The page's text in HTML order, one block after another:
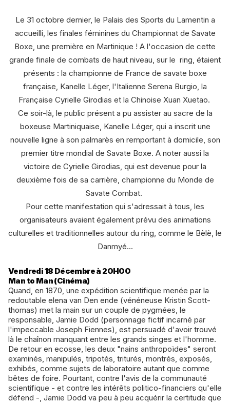
Le 31 octobre dernier, le Palais des Sports du Lamentin a
accueilli, les finales féminines du Championnat de Savate
Boxe, une première en Martinique ! A l'occasion de cette
grande finale de combats de haut niveau, sur le ring, étaient
présents : la championne de France de savate boxe
française, Kanelle Léger, l'Italienne Serena Burgio, la
Française Cyrielle Girodias et la Chinoise Xuan Xuetao.
Ce soir-là, le public présent a pu assister au sacre de la
boxeuse Martiniquaise, Kanelle Léger, qui a inscrit une
nouvelle ligne à son palmarès en remportant à domicile, son
premier titre mondial de Savate Boxe. A noter aussi la
victoire de Cyrielle Girodias, qui est devenue pour la
deuxième fois de sa carrière, championne du Monde de
Savate Combat.
Pour cette manifestation qui s'adressait à tous, les
organisateurs avaient également prévu des animations
culturelles et traditionnelles autour du ring, comme le Bèlè, le
Danmyé...
Vendredi 18 Décembre à 20H00
Man to Man (Cinéma)
Quand, en 1870, une expédition scientifique menée par la
redoutable elena van Den ende (vénéneuse Kristin Scott-
thomas) met la main sur un couple de pygmées, le
responsable, Jamie Dodd (personnage fictif incarné par
l'impeccable Joseph Fiennes), est persuadé d'avoir trouvé
là le chaînon manquant entre les grands singes et l'homme.
De retour en ecosse, les deux "nains anthropoïdes" seront
examinés, manipulés, tripotés, triturés, montrés, exposés,
exhibés, comme sujets de laboratoire autant que comme
bêtes de foire. Pourtant, contre l'avis de la communauté
scientifique - et contre les intérêts politico-financiers qu'elle
défend -, Jamie Dodd va peu à peu acquérir la certitude que